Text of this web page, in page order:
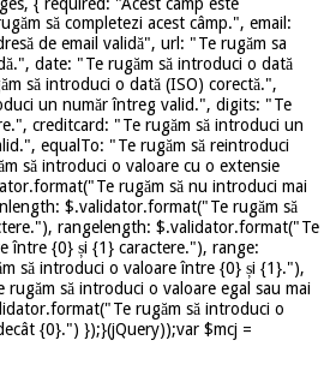
să completezi acest câmp.", email:
de email validă", url: "Te rugăm sa
date: "Te rugăm să introduci o dată
să introduci o dată (ISO) corectă.",
un număr întreg valid.", digits: "Te
creditcard: "Te rugăm să introduci un
equalTo: "Te rugăm să reintroduci
să introduci o valoare cu o extensie
rugăm să nu introduci mai
$.validator.format("Te rugăm să
rangelength: $.validator.format("Te
între {0} și {1} caractere."), range:
să introduci o valoare între {0} și {1}."),
să introduci o valoare egal sau mai
rugăm să introduci o
{0}.") });}(jQuery));var $mcj =